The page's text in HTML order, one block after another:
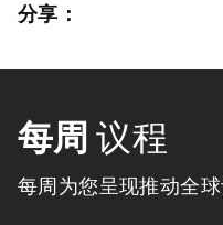
分享：
每周 议程
每周为您呈现推动全